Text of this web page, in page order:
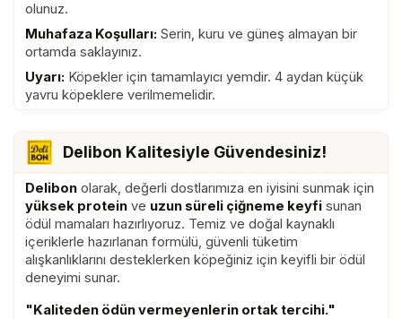
olunuz.
Muhafaza Koşulları: Serin, kuru ve güneş almayan bir
ortamda saklayınız.
Uyarı: Köpekler için tamamlayıcı yemdir. 4 aydan küçük
yavru köpeklere verilmemelidir.
Delibon Kalitesiyle Güvendesiniz!
Delibon olarak, değerli dostlarımıza en iyisini sunmak için
yüksek protein ve uzun süreli çiğneme keyfi sunan
ödül mamaları hazırlıyoruz. Temiz ve doğal kaynaklı
içeriklerle hazırlanan formülü, güvenli tüketim
alışkanlıklarını desteklerken köpeğiniz için keyifli bir ödül
deneyimi sunar.
"Kaliteden ödün vermeyenlerin ortak tercihi."